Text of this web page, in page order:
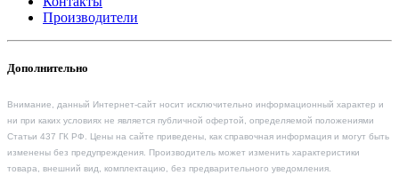
Производители
Дополнительно
Внимание, данный Интернет-сайт носит исключительно информационный характер и
ни при каких условиях не является публичной офертой, определяемой положениями
Статьи 437 ГК РФ. Цены на сайте приведены, как справочная информация и могут быть
изменены без предупреждения. Производитель может изменить характеристики
товара, внешний вид, комплектацию, без предварительного уведомления.